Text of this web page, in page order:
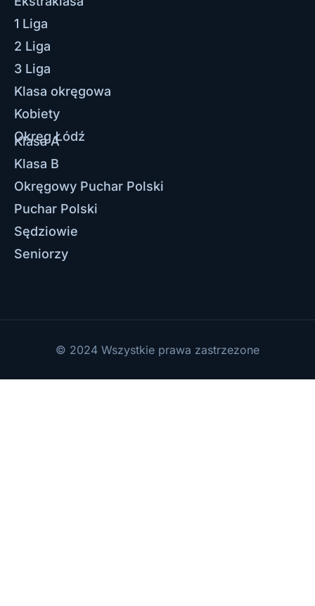
1 Liga
2 Liga
3 Liga
Klasa okręgowa
Kobiety
Okręg Łódź
Klasa A
Klasa B
Okręgowy Puchar Polski
Puchar Polski
Sędziowie
Seniorzy
© 2024 Wszystkie prawa zastrzezone